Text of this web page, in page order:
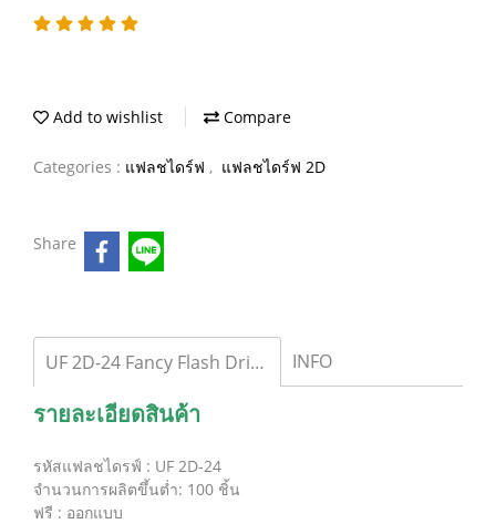
Add to wishlist Compare
Categories : แฟลชไดร์ฟ , แฟลชไดร์ฟ 2D
Share
UF 2D-24 Fancy Flash Drive แฟลชไดร์ฟ แฟนซี INFO
รายละเอียดสินค้า
รหัสแฟลชไดรฟ์ : UF 2D-24
จำนวนการผลิตขึ้นต่ำ: 100 ชิ้น
ฟรี : ออกแบบ